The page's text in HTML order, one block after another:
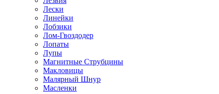
Лески
Линейки
Лобзики
Лом-Гвоздодер
Лопаты
Лупы
Магнитные Струбцины
Макловицы
Малярный Шнур
Масленки